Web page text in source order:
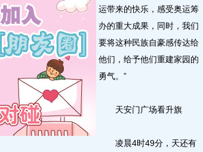
运带来的快乐，感受奥运筹
办的重大成果，同时，我们
要将这种民族自豪感传达给
他们，给予他们重建家园的
勇气。”
天安门广场看升旗
凌晨4时49分，天还有